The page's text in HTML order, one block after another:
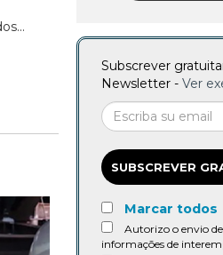
Subscrever
Newsletter - Ver
SUBSCREVER
Marcar todos
Autorizo o envio
informações de